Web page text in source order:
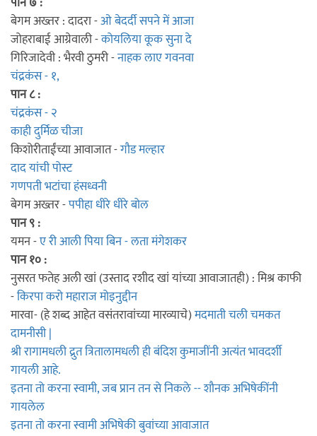
बेगम अख्तर : दादरा -ओ बेदर्दी सपने में आजा
जोहराबाई आग्रेवाली -कोयलिया कूक सुना दे
गिरिजादेवी : भैरवी ठुमरी -नाहक लाए गवनवा
चंद्रकंस - १,
पान ८ :
चंद्रकंस - २
काही दुर्मिळ चीजा
किशोरीताईंच्या आवाजात -गौड मल्हार
दाद यांची पोस्ट
गणपती भटांचा हंसध्वनी
बेगम अख्तर -पपीहा धीरे धीरे बोल
पान ९ :
यमन -ए री आली पिया बिन - लता मंगेशकर
पान १० :
नुसरत फतेह अली खां (उस्ताद रशीद खां यांच्या आवाजातही) : मिश्र काफी
-किरपा करो महाराज मोइनुद्दीन
मारवा- (हे शब्द आहेत वसंतरावांच्या मारव्याचे)मदमाती चली चमकत
दामनीसी |
श्री रागामधली द्रुत त्रितालामधली ही बंदिश कुमाजींनी अत्यंत भावदर्शी
गायली आहे.
इतना तो करना स्वामी, जब प्रान तन से निकले -- शौनक अभिषेकींनी
गायलेल
इतना तो करना स्वामी अभिषेकी बुवांच्या आवाजात